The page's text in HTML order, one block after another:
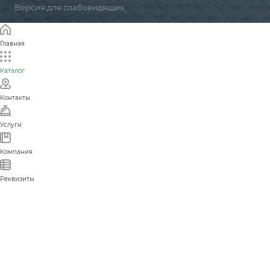
Версия для слабовидящих
Главная
Каталог
Контакты
Услуги
Компания
Реквизиты